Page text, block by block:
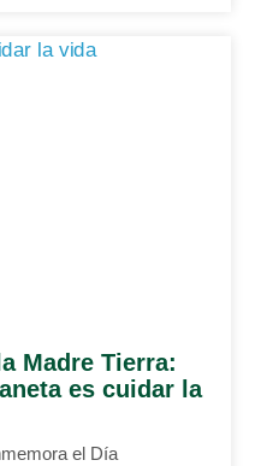
Madre Tierra:
es cuidar la
el Día